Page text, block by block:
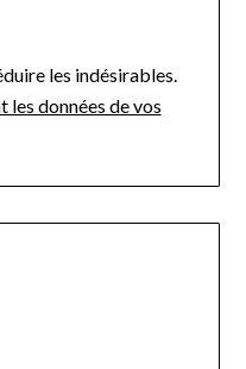
les indésirables.
les données de vos